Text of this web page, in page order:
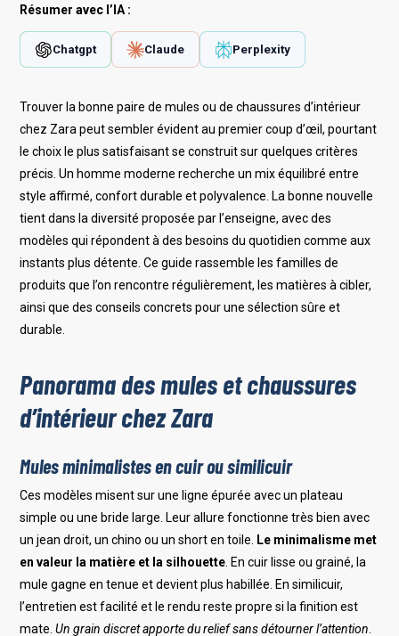
Résumer avec l’IA :
Chatgpt Claude Perplexity
Trouver la bonne paire de mules ou de chaussures d’intérieur
chez Zara peut sembler évident au premier coup d’œil, pourtant
le choix le plus satisfaisant se construit sur quelques critères
précis. Un homme moderne recherche un mix équilibré entre
style affirmé, confort durable et polyvalence. La bonne nouvelle
tient dans la diversité proposée par l’enseigne, avec des
modèles qui répondent à des besoins du quotidien comme aux
instants plus détente. Ce guide rassemble les familles de
produits que l’on rencontre régulièrement, les matières à cibler,
ainsi que des conseils concrets pour une sélection sûre et
durable.
Panorama des mules et chaussures
d’intérieur chez Zara
Mules minimalistes en cuir ou similicuir
Ces modèles misent sur une ligne épurée avec un plateau
simple ou une bride large. Leur allure fonctionne très bien avec
un jean droit, un chino ou un short en toile. Le minimalisme met
en valeur la matière et la silhouette . En cuir lisse ou grainé, la
mule gagne en tenue et devient plus habillée. En similicuir,
l’entretien est facilité et le rendu reste propre si la finition est
mate.Un grain discret apporte du relief sans détourner l’attention